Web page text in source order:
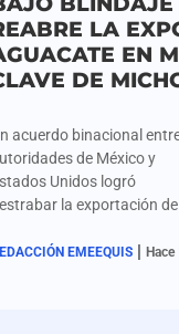
LA
EN
DE
acuerdo binacional
de México y
Unidos logró
la exportación de
michoacano
EMEEQUIS | Hace